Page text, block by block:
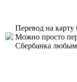
Перевод на карту
Можно просто
Сбербанка